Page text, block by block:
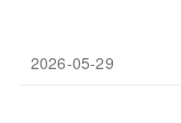
2026-05-29